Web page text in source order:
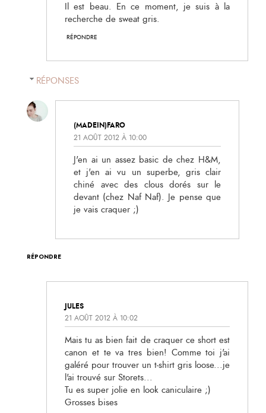
Il est beau. En ce moment, je suis à la
recherche de sweat gris.
RÉPONDRE
RÉPONSES
(MADEIN)FARO
21 AOÛT 2012 À 10:00
J'en ai un assez basic de chez H&M,
et j'en ai vu un superbe, gris clair
chiné avec des clous dorés sur le
devant (chez Naf Naf). Je pense que
je vais craquer ;)
RÉPONDRE
JULES
21 AOÛT 2012 À 10:02
Mais tu as bien fait de craquer ce short est
canon et te va tres bien! Comme toi j'ai
galéré pour trouver un t-shirt gris loose...je
l'ai trouvé sur Storets...
Tu es super jolie en look caniculaire ;)
Grosses bises